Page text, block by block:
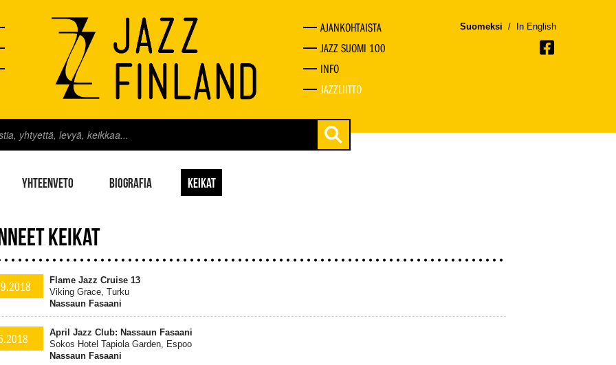
AJANKOHTAISTA
JAZZ SUOMI 100
INFO
JAZZLIITTO
Suomeksi / In English
YHTEENVETO BIOGRAFIA KEIKAT
KEIKAT
Flame Jazz Cruise 13
Viking Grace, Turku
Nassaun Fasaani
April Jazz Club: Nassaun Fasaani
Sokos Hotel Tapiola Garden, Espoo
Nassaun Fasaani